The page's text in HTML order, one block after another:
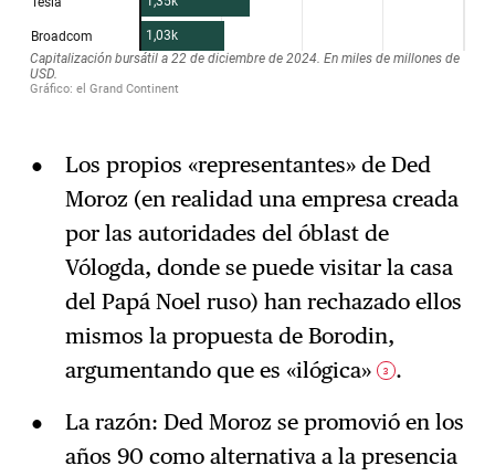
Los propios «representantes» de Ded
Moroz (en realidad una empresa creada
por las autoridades del óblast de
Vólogda, donde se puede visitar la casa
del Papá Noel ruso) han rechazado ellos
mismos la propuesta de Borodin,
argumentando que es «ilógica»
3 .
La razón: Ded Moroz se promovió en los
años 90 como alternativa a la presencia